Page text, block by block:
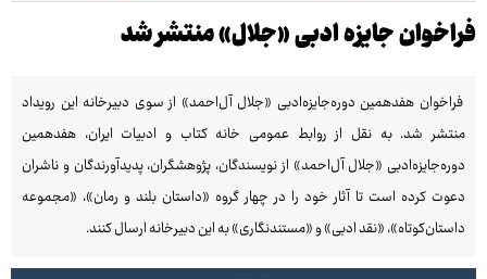
فراخوان جایزه ادبی «جلال» منتشر شد
فراخوان هفدهمین دوره‌جایزه‌ادبی «جلال آل‌احمد» از سوی دبیرخانه این رویداد
منتشر شد. به نقل از روابط ‌عمومی خانه کتاب و ادبیات ایران، هفدهمین
دوره‌جایزه‌ادبی «جلال آل‌احمد» از نویسندگان، پژوهشگران، پدیدآورندگان و ناشران
دعوت کرده است تا آثار خود را در چهار گروه «داستان بلند و رمان»، «مجموعه
داستان‌کوتاه»، «نقد ادبی» و «مستندنگاری» به این دبیرخانه ارسال کنند.